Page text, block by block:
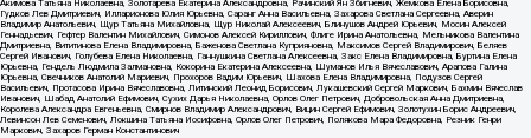
Акимова Татьяна Николаевна, Золотарева Екатерина Александровна, Рачинский Ян Збигневич, Жемкова Елена Борисовна,
Гудков Лев Дмитриевич, Илларионова Юлия Юрьевна, Саранг Анна Васильевна, Захарова Светлана Сергеевна, Аверин
Владимир Анатольевич, Щур Татьяна Михайловна, Щур Николай Алексеевич, Блинушов Андрей Юрьевич, Мосин Алексей
Геннадьевич, Гефтер Валентин Михайлович, Симонов Алексей Кириллович, Флиге Ирина Анатольевна, Мельникова Валентина
Дмитриевна, Вититинова Елена Владимировна, Баженова Светлана Куприяновна, Максимов Сергей Владимирович, Беляев
Сергей Иванович, Голубева Елена Николаевна, Ганнушкина Светлана Алексеевна, Закс Елена Владимировна, Буртина Елена
Юрьевна, Гендель Людмила Залмановна, Кокорина Екатерина Алексеевна, Шуманов Илья Вячеславович, Арапова Галина
Юрьевна, Свечников Анатолий Мариевич, Прохоров Вадим Юрьевич, Шахова Елена Владимировна, Подузов Сергей
Васильевич, Протасова Ирина Вячеславовна, Литинский Леонид Борисович, Лукашевский Сергей Маркович, Бахмин Вячеслав
Иванович, Шабад Анатолий Ефимович, Сухих Дарья Николаевна, Орлов Олег Петрович, Добровольская Анна Дмитриевна,
Королева Александра Евгеньевна, Смирнов Владимир Александрович, Вицин Сергей Ефимович, Золотухин Борис Андреевич,
Левинсон Лев Семенович, Локшина Татьяна Иосифовна, Орлов Олег Петрович, Полякова Мара Федоровна, Резник Генри
Маркович, Захаров Герман Константинович